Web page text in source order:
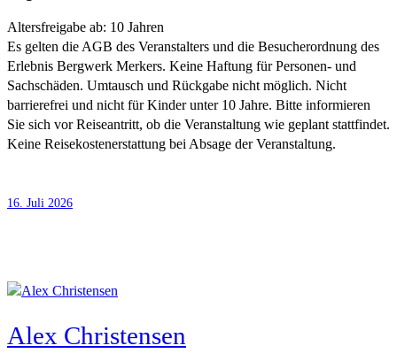
Altersfreigabe ab: 10 Jahren
Es gelten die AGB des Veranstalters und die Besucherordnung des
Erlebnis Bergwerk Merkers. Keine Haftung für Personen- und
Sachschäden. Umtausch und Rückgabe nicht möglich. Nicht
barrierefrei und nicht für Kinder unter 10 Jahre. Bitte informieren
Sie sich vor Reiseantritt, ob die Veranstaltung wie geplant stattfindet.
Keine Reisekostenerstattung bei Absage der Veranstaltung.
16. Juli 2026
Alex Christensen